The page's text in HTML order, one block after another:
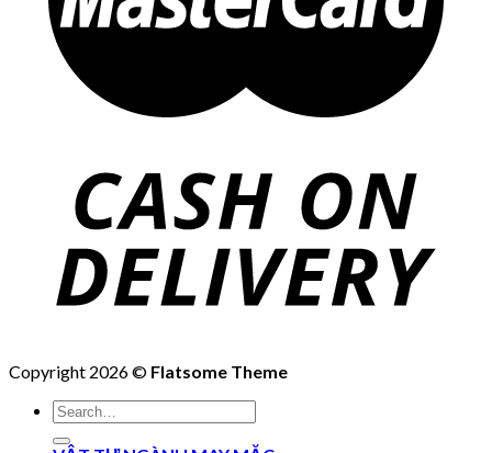
Copyright 2026 © Flatsome Theme
Search
for: